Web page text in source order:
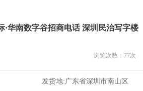
·华南数字谷招商电话 深圳民治写字楼
浏览次数： 77次
发货地:广东省深圳市南山区